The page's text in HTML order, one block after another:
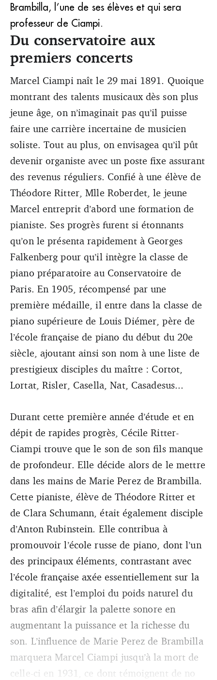
Brambilla, l’une de ses élèves et qui sera
professeur de Ciampi.
Du conservatoire aux
premiers concerts
Marcel Ciampi naît le 29 mai 1891. Quoique
montrant des talents musicaux dès son plus
jeune âge, on n’imaginait pas qu’il puisse
faire une carrière incertaine de musicien
soliste. Tout au plus, on envisagea qu’il pût
devenir organiste avec un poste fixe assurant
des revenus réguliers. Confié à une élève de
Théodore Ritter, Mlle Roberdet, le jeune
Marcel entreprit d’abord une formation de
pianiste. Ses progrès furent si étonnants
qu’on le présenta rapidement à Georges
Falkenberg pour qu’il intègre la classe de
piano préparatoire au Conservatoire de
Paris. En 1905, récompensé par une
première médaille, il entre dans la classe de
piano supérieure de Louis Diémer, père de
l’école française de piano du début du 20e
siècle, ajoutant ainsi son nom à une liste de
prestigieux disciples du maître : Cortot,
Lortat, Risler, Casella, Nat, Casadesus...
Durant cette première année d’étude et en
dépit de rapides progrès, Cécile Ritter-
Ciampi trouve que le son de son fils manque
de profondeur. Elle décide alors de le mettre
dans les mains de Marie Perez de Brambilla.
Cette pianiste, élève de Théodore Ritter et
de Clara Schumann, était également disciple
d’Anton Rubinstein. Elle contribua à
promouvoir l’école russe de piano, dont l’un
des principaux éléments, contrastant avec
l’école française axée essentiellement sur la
digitalité, est l’emploi du poids naturel du
bras afin d’élargir la palette sonore en
augmentant la puissance et la richesse du
son. L’influence de Marie Perez de Brambilla
marquera Marcel Ciampi jusqu’à la mort de
celle-ci en 1931, ce dont témoignent de no